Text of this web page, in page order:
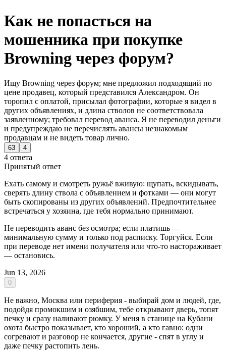
Как не попасться на
мошенника при покупке
Browning через форум?
Ищу Browning через форум; мне предложил подходящий по
цене продавец, который представился Александром. Он
торопил с оплатой, присылал фотографии, которые я видел в
других объявлениях, и длина стволов не соответствовала
заявленному; требовал перевод аванса. Я не переводил деньги
и предупреждаю не перечислять авансы незнакомым
продавцам и не видеть товар лично.
63 4
4 ответа
Принятый ответ
Ехать самому и смотреть ружьё вживую: щупать, вскидывать,
сверять длину ствола с объявлением и фотками — они могут
быть скопированы из других объявлений. Предпочтительнее
встречаться у хозяина, где тебя нормально принимают.
Не переводить аванс без осмотра; если платишь —
минимальную сумму и только под расписку. Торгуйся. Если
при переводе нет имени получателя или что-то настораживает
— остановись.
Jun 13, 2026
0
Не важно, Москва или периферия - выбирай дом и людей, где,
подойдя промокшим и озябшим, тебе открывают дверь, топят
печку и сразу наливают рюмку. У меня в станице на Кубани
охота быстро показывает, кто хороший, а кто гавно: одни
согревают и разговор не кончается, другие - спят в углу и
даже печку растопить лень.